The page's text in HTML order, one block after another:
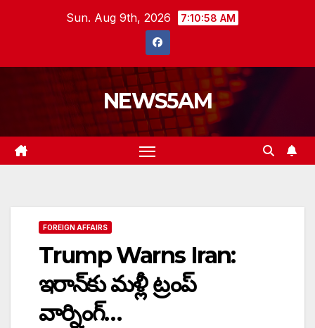
Sun. Aug 9th, 2026 7:10:59 AM
NEWS5AM
FOREIGN AFFAIRS
Trump Warns Iran:
ఇరాన్‌కు మళ్లీ ట్రంప్
వార్నింగ్…